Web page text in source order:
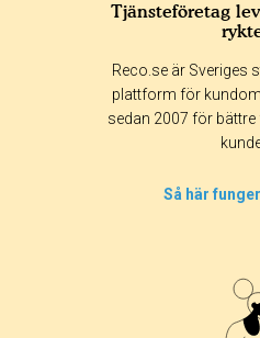
Tjänsteföretag
Reco.se är Sveriges
plattform för
sedan 2007 för
Så här